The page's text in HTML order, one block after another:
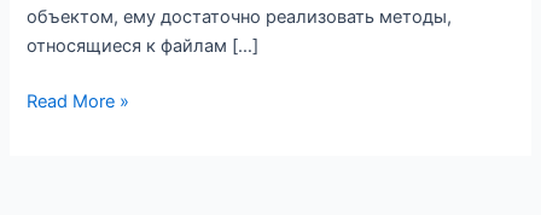
объектом, ему достаточно реализовать методы,
относящиеся к файлам […]
Read More »